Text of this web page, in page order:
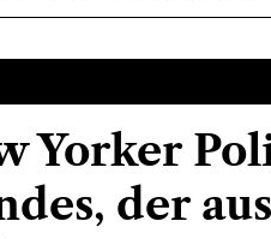
Yorker
der